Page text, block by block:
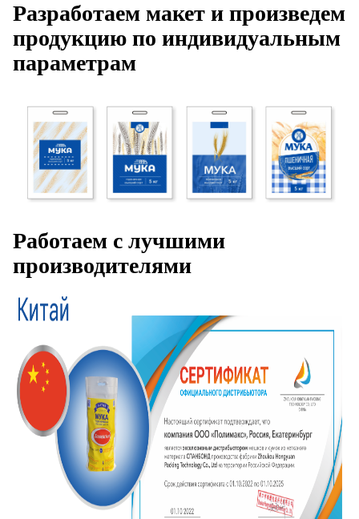
Разработаем макет и произведем
продукцию по индивидуальным
параметрам
Работаем с лучшими
производителями